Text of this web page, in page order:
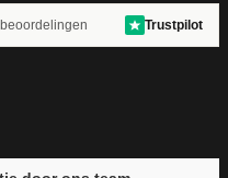
Trustpilot